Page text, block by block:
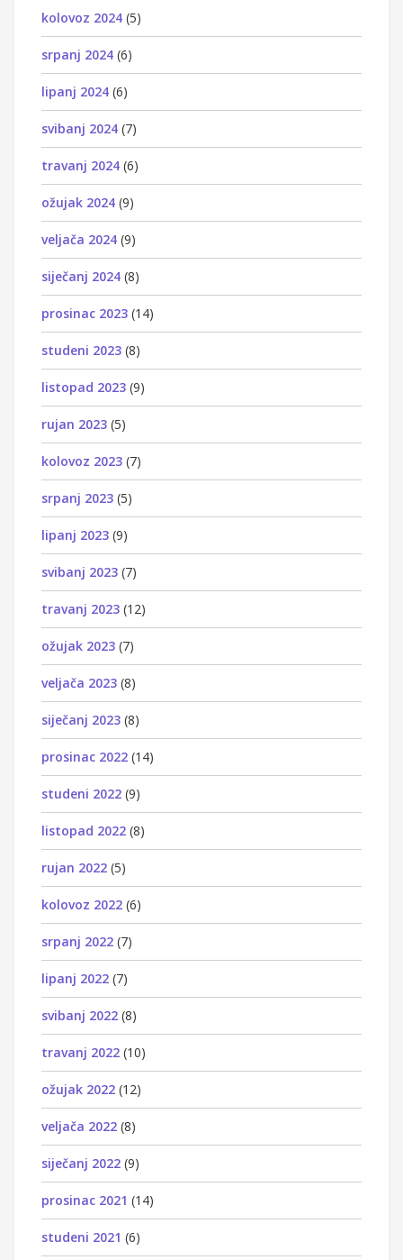
kolovoz 2024 (5)
srpanj 2024 (6)
lipanj 2024 (6)
svibanj 2024 (7)
travanj 2024 (6)
ožujak 2024 (9)
veljača 2024 (9)
siječanj 2024 (8)
prosinac 2023 (14)
studeni 2023 (8)
listopad 2023 (9)
rujan 2023 (5)
kolovoz 2023 (7)
srpanj 2023 (5)
lipanj 2023 (9)
svibanj 2023 (7)
travanj 2023 (12)
ožujak 2023 (7)
veljača 2023 (8)
siječanj 2023 (8)
prosinac 2022 (14)
studeni 2022 (9)
listopad 2022 (8)
rujan 2022 (5)
kolovoz 2022 (6)
srpanj 2022 (7)
lipanj 2022 (7)
svibanj 2022 (8)
travanj 2022 (10)
ožujak 2022 (12)
veljača 2022 (8)
siječanj 2022 (9)
prosinac 2021 (14)
studeni 2021 (6)